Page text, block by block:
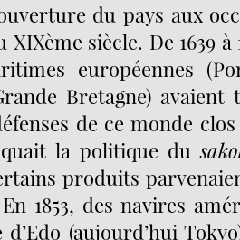
du pays aux
siècle. De 1639 à
européennes
Bretagne)
de ce monde clos
la politique du
produits
1853, des navires
d’Edo (aujourd’hui